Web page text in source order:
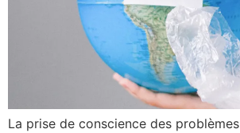
La prise de conscience des problèmes